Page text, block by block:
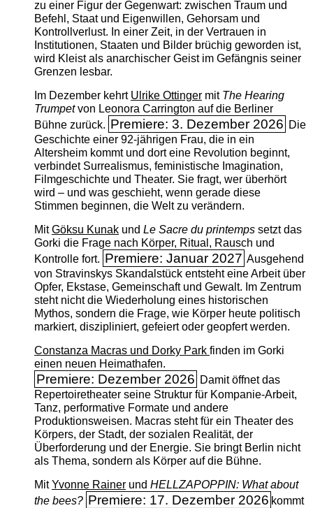
zu einer Figur der Gegenwart: zwischen Traum und
Befehl, Staat und Eigenwillen, Gehorsam und
Kontrollverlust. In einer Zeit, in der Vertrauen in
Institutionen, Staaten und Bilder brüchig geworden ist,
wird Kleist als anarchischer Geist im Gefängnis seiner
Grenzen lesbar.
Im Dezember kehrt Ulrike Ottingermit The ­Hearing
Trumpetvon Leonora Carrington auf die Berliner
Bühne zurück. Premiere: 3. Dezember 2026 Die
Geschichte einer 92-jährigen Frau, die in ein
Altersheim kommt und dort eine Revolution beginnt,
verbindet Surrealismus, feministische Imagination,
Filmgeschichte und Theater. Sie fragt, wer überhört
wird – und was geschieht, wenn gerade diese
Stimmen beginnen, die Welt zu verändern.
MitGöksu Kunakund Le Sacre du printempssetzt das
Gorki die Frage nach Körper, Ritual, Rausch und
Kontrolle fort. Premiere: Januar 2027 Ausgehend
von Stravinskys Skandalstück entsteht eine Arbeit über
Opfer, Ekstase, Gemeinschaft und Gewalt. Im Zentrum
steht nicht die Wiederholung eines historischen
Mythos, sondern die Frage, wie Körper heute politisch
markiert, diszipliniert, gefeiert oder geopfert werden.
Constanza Macras und Dorky Park finden im Gorki
einen neuen Heimathafen.
Premiere: Dezember 2026 Damit öffnet das
Repertoiretheater seine Struktur für Kompanie-Arbeit,
Tanz, performative Formate und andere
Produktionsweisen. Macras steht für ein Theater des
Körpers, der Stadt, der sozialen Realität, der
Überforderung und der Energie. Sie bringt Berlin nicht
als Thema, sondern als Körper auf die Bühne.
MitYvonne Rainerund HELLZAPOPPIN: What about
the bees? Premiere: 17. Dezember 2026 kommt